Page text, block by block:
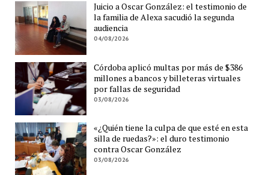
Juicio a Oscar González: el testimonio de
la familia de Alexa sacudió la segunda
audiencia
04/08/2026
Córdoba aplicó multas por más de $386
millones a bancos y billeteras virtuales
por fallas de seguridad
03/08/2026
«¿Quién tiene la culpa de que esté en esta
silla de ruedas?»: el duro testimonio
contra Oscar González
03/08/2026